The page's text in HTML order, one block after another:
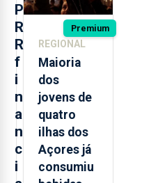
P
R
R
f
i
n
a
n
c
i
Premium
REGIONAL
Maioria
dos
jovens de
quatro
ilhas dos
Açores já
consumiu